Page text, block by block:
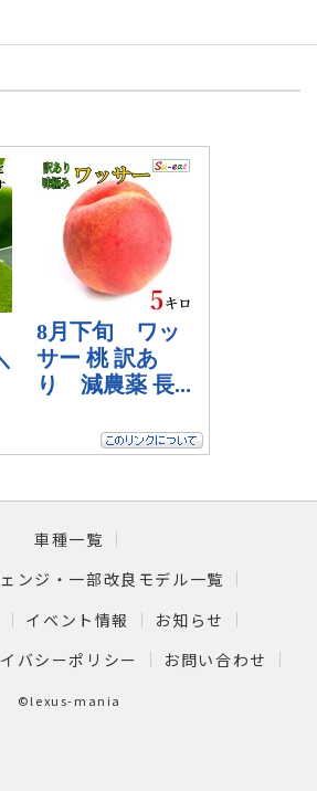
車種一覧
ンジ・一部改良モデル一覧
イベント情報
お知らせ
バシーポリシー お問い合わせ
©lexus-mania